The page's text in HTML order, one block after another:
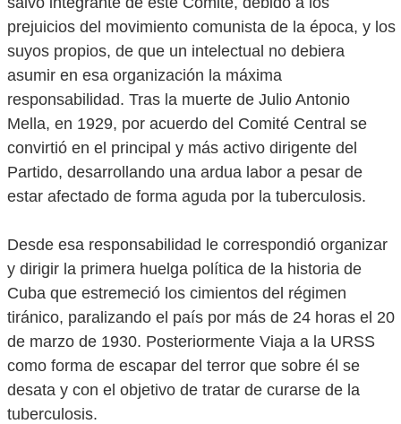
prejuicios del movimiento comunista de la época, y los
suyos propios, de que un intelectual no debiera
asumir en esa organización la máxima
responsabilidad. Tras la muerte de Julio Antonio
Mella, en 1929, por acuerdo del Comité Central se
convirtió en el principal y más activo dirigente del
Partido, desarrollando una ardua labor a pesar de
estar afectado de forma aguda por la tuberculosis.
Desde esa responsabilidad le correspondió organizar
y dirigir la primera huelga política de la historia de
Cuba que estremeció los cimientos del régimen
tiránico, paralizando el país por más de 24 horas el 20
de marzo de 1930. Posteriormente Viaja a la URSS
como forma de escapar del terror que sobre él se
desata y con el objetivo de tratar de curarse de la
tuberculosis.